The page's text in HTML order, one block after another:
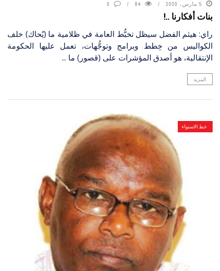
5 مارس، 2020 84
0
بنات أفكارنا ..!
راي: هيثم الفضل سيظل تخبُّط العامة في ظلامية ما (يُحاك) خلف
الكواليس من خِطط وبرامج وتوجُّهات، تعمل عليها الحكومة
الإنتقالية، هو أصدق المؤشرات على (قصور) ما ...
المزيد
خط الاستواء